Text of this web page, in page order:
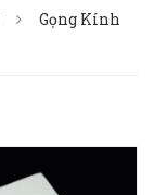
Gọng Kính